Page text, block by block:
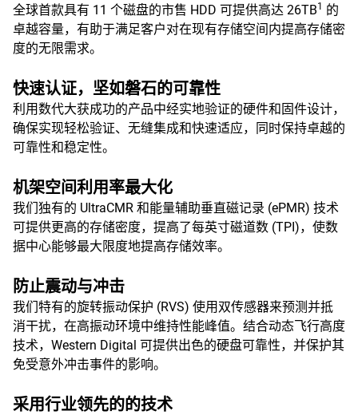
全球首款具有 11 个磁盘的市售 HDD 可提供高达 26TB1
的
卓越容量，有助于满足客户对在现有存储空间内提高存储密
度的无限需求。
快速认证，坚如磐石的可靠性
利用数代大获成功的产品中经实地验证的硬件和固件设计，
确保实现轻松验证、无缝集成和快速适应，同时保持卓越的
可靠性和稳定性。
机架空间利用率最大化
我们独有的 UltraCMR 和能量辅助垂直磁记录 (ePMR) 技术
可提供更高的存储密度，提高了每英寸磁道数 (TPI)，使数
据中心能够最大限度地提高存储效率。
防止震动与冲击
我们特有的旋转振动保护 (RVS) 使用双传感器来预测并抵
消干扰，在高振动环境中维持性能峰值。结合动态飞行高度
技术，Western Digital 可提供出色的硬盘可靠性，并保护其
免受意外冲击事件的影响。
采用行业领先的的技术